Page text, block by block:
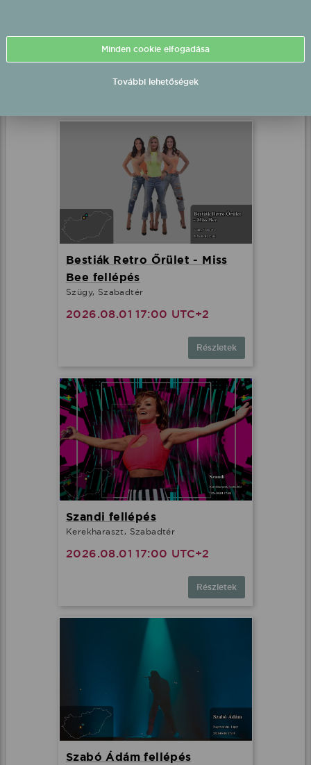
Lenti, Rendezvénytér
2026.07.31 21:30 UTC+2
Bestiák Retro Őrület - Miss
Bee fellépés
Szügy, Szabadtér
2026.08.01 17:00 UTC+2
Részletek
Szandi fellépés
Kerekharaszt, Szabadtér
2026.08.01 17:00 UTC+2
Részletek
Szabó Ádám fellépés
Minden cookie elfogadása
További lehetőségek